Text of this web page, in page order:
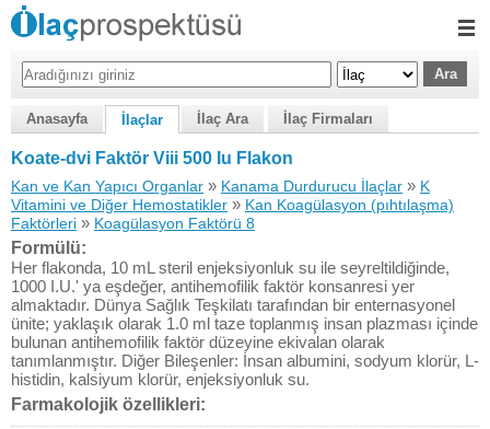
Anasayfa İlaçlar İlaç Ara İlaç Firmaları
Koate-dvi Faktör Viii 500 Iu Flakon
Kan ve Kan Yapıcı Organlar » Kanama Durdurucu İlaçlar » K
Vitamini ve Diğer Hemostatikler » Kan Koagülasyon (pıhtılaşma)
Faktörleri » Koagülasyon Faktörü 8
Formülü:
Her flakonda, 10 mL steril enjeksiyonluk su ile seyreltildiğinde,
1000 I.U.' ya eşdeğer, antihemofilik faktör konsanresi yer
almaktadır. Dünya Sağlık Teşkilatı tarafından bir enternasyonel
ünite; yaklaşık olarak 1.0 ml taze toplanmış insan plazması içinde
bulunan antihemofilik faktör düzeyine ekivalan olarak
tanımlanmıştır. Diğer Bileşenler: İnsan albumini, sodyum klorür, L-
histidin, kalsiyum klorür, enjeksiyonluk su.
Farmakolojik özellikleri: